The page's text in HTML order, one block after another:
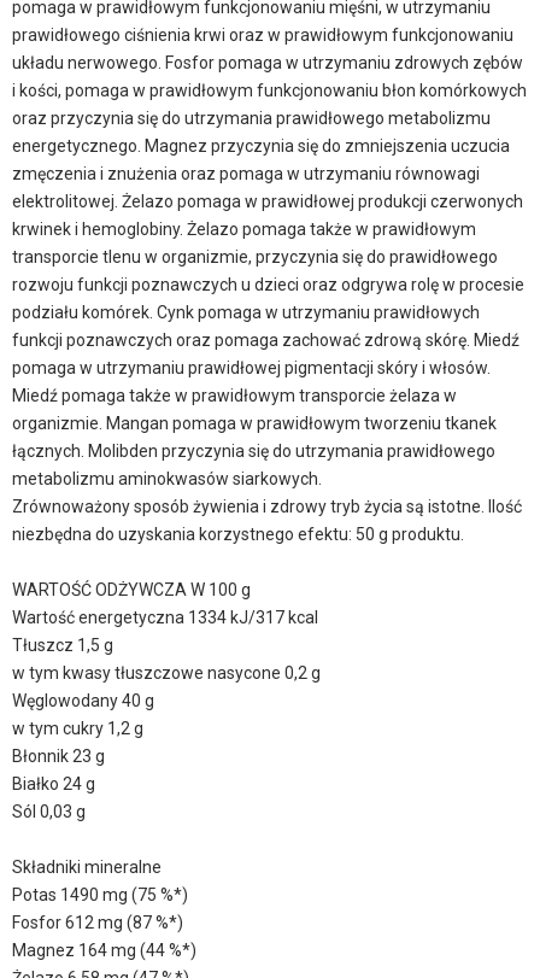
pomaga w prawidłowym funkcjonowaniu mięśni, w utrzymaniu
prawidłowego ciśnienia krwi oraz w prawidłowym funkcjonowaniu
układu nerwowego. Fosfor pomaga w utrzymaniu zdrowych zębów
i kości, pomaga w prawidłowym funkcjonowaniu błon komórkowych
oraz przyczynia się do utrzymania prawidłowego metabolizmu
energetycznego. Magnez przyczynia się do zmniejszenia uczucia
zmęczenia i znużenia oraz pomaga w utrzymaniu równowagi
elektrolitowej. Żelazo pomaga w prawidłowej produkcji czerwonych
krwinek i hemoglobiny. Żelazo pomaga także w prawidłowym
transporcie tlenu w organizmie, przyczynia się do prawidłowego
rozwoju funkcji poznawczych u dzieci oraz odgrywa rolę w procesie
podziału komórek. Cynk pomaga w utrzymaniu prawidłowych
funkcji poznawczych oraz pomaga zachować zdrową skórę. Miedź
pomaga w utrzymaniu prawidłowej pigmentacji skóry i włosów.
Miedź pomaga także w prawidłowym transporcie żelaza w
organizmie. Mangan pomaga w prawidłowym tworzeniu tkanek
łącznych. Molibden przyczynia się do utrzymania prawidłowego
metabolizmu aminokwasów siarkowych.
Zrównoważony sposób żywienia i zdrowy tryb życia są istotne. Ilość
niezbędna do uzyskania korzystnego efektu: 50 g produktu.
WARTOŚĆ ODŻYWCZA W 100 g
Wartość energetyczna 1334 kJ/317 kcal
Tłuszcz 1,5 g
w tym kwasy tłuszczowe nasycone 0,2 g
Węglowodany 40 g
w tym cukry 1,2 g
Błonnik 23 g
Białko 24 g
Sól 0,03 g
Składniki mineralne
Potas 1490 mg (75 %*)
Fosfor 612 mg (87 %*)
Magnez 164 mg (44 %*)